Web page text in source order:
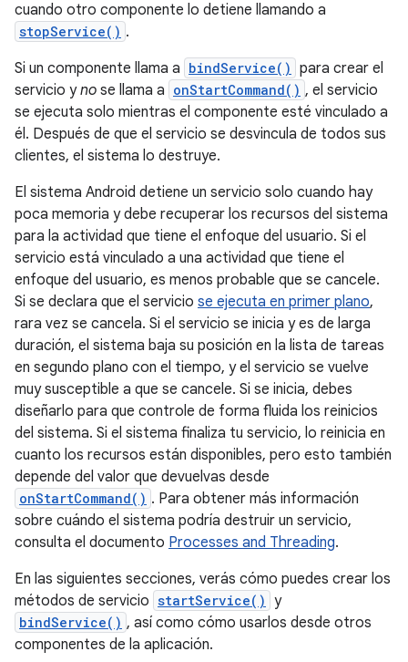
cuando otro componente lo detiene llamando a
stopService() .
Si un componente llama a bindService() para crear el
servicio yno se llama a onStartCommand() , el servicio
se ejecuta solo mientras el componente esté vinculado a
él. Después de que el servicio se desvincula de todos sus
clientes, el sistema lo destruye.
El sistema Android detiene un servicio solo cuando hay
poca memoria y debe recuperar los recursos del sistema
para la actividad que tiene el enfoque del usuario. Si el
servicio está vinculado a una actividad que tiene el
enfoque del usuario, es menos probable que se cancele.
Si se declara que el servicio se ejecuta en primer plano,
rara vez se cancela. Si el servicio se inicia y es de larga
duración, el sistema baja su posición en la lista de tareas
en segundo plano con el tiempo, y el servicio se vuelve
muy susceptible a que se cancele. Si se inicia, debes
diseñarlo para que controle de forma fluida los reinicios
del sistema. Si el sistema finaliza tu servicio, lo reinicia en
cuanto los recursos están disponibles, pero esto también
depende del valor que devuelvas desde
onStartCommand() . Para obtener más información
sobre cuándo el sistema podría destruir un servicio,
consulta el documento Processes and Threading.
En las siguientes secciones, verás cómo puedes crear los
métodos de servicio startService() y
bindService() , así como cómo usarlos desde otros
componentes de la aplicación.